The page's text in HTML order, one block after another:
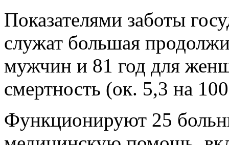
Показателями заботы
служат большая
мужчин и 81 год для
смертность (ок. 5,3 на
Функционируют 25